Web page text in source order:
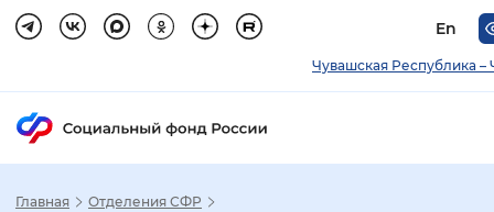
En
Чувашская Республика –
Главная
Отделения СФР